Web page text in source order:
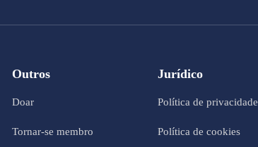
Outros
Doar
Tornar-se membro
Jurídico
Política de privacidade
Política de cookies